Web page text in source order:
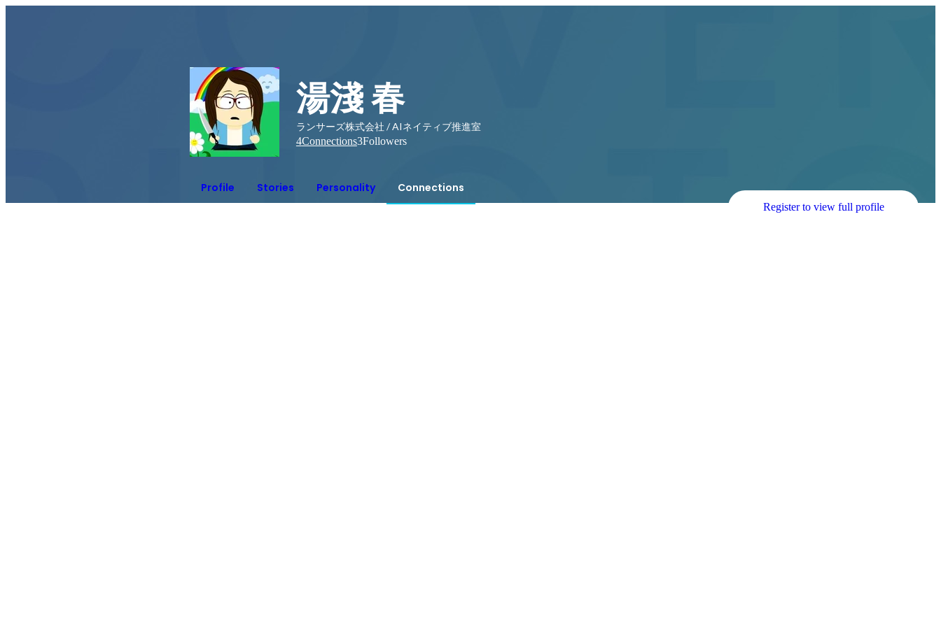
湯淺 春
ランサーズ株式会社 / AIネイティブ推進室
4Connections3Followers
Profile Stories Personality Connections
Register to view full profile